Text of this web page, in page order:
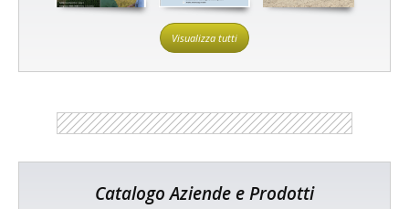
Visualizza tutti
Catalogo Aziende e Prodotti